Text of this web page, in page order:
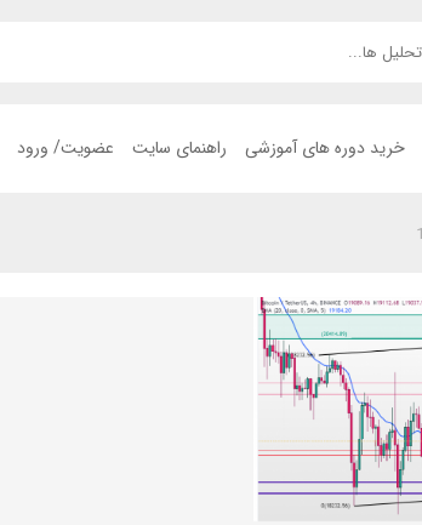
خرید دوره های آموزشی راهنمای سایت عضویت/ ورود